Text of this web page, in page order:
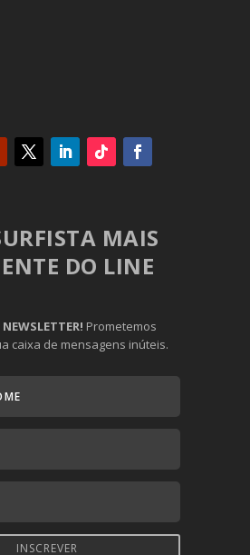
MAIS
DO LINE
Prometemos
caixa de mensagens inúteis.
INSCREVER